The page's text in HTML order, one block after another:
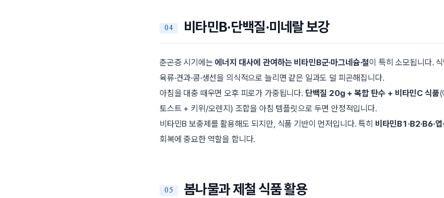
비타민B·단백질·미네랄 보강
춘곤증 시기에는 에너지 대사에 관여하는 비타민B군·마그네슘·철이 특히 소모됩니다. 식
육류·견과·콩·생선을 의식적으로 늘리면 같은 일과도 덜 피곤해집니다.
아침을 대충 때우면 오후 피로가 가중됩니다. 단백질 20g + 복합 탄수 + 비타민C 식품
토스트 + 키위/오렌지) 조합을 아침 템플릿으로 두면 안정적입니다.
비타민B 보충제를 활용해도 되지만, 식품 기반이 먼저입니다. 특히 비타민B1·B2·B6·
회복에 중요한 역할을 합니다.
봄나물과 제철 식품 활용